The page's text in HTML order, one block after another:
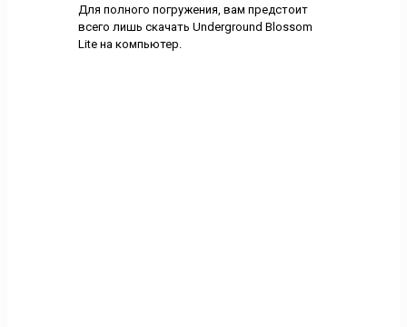
Для полного погружения, вам предстоит
всего лишь скачать Underground Blossom
Lite на компьютер.